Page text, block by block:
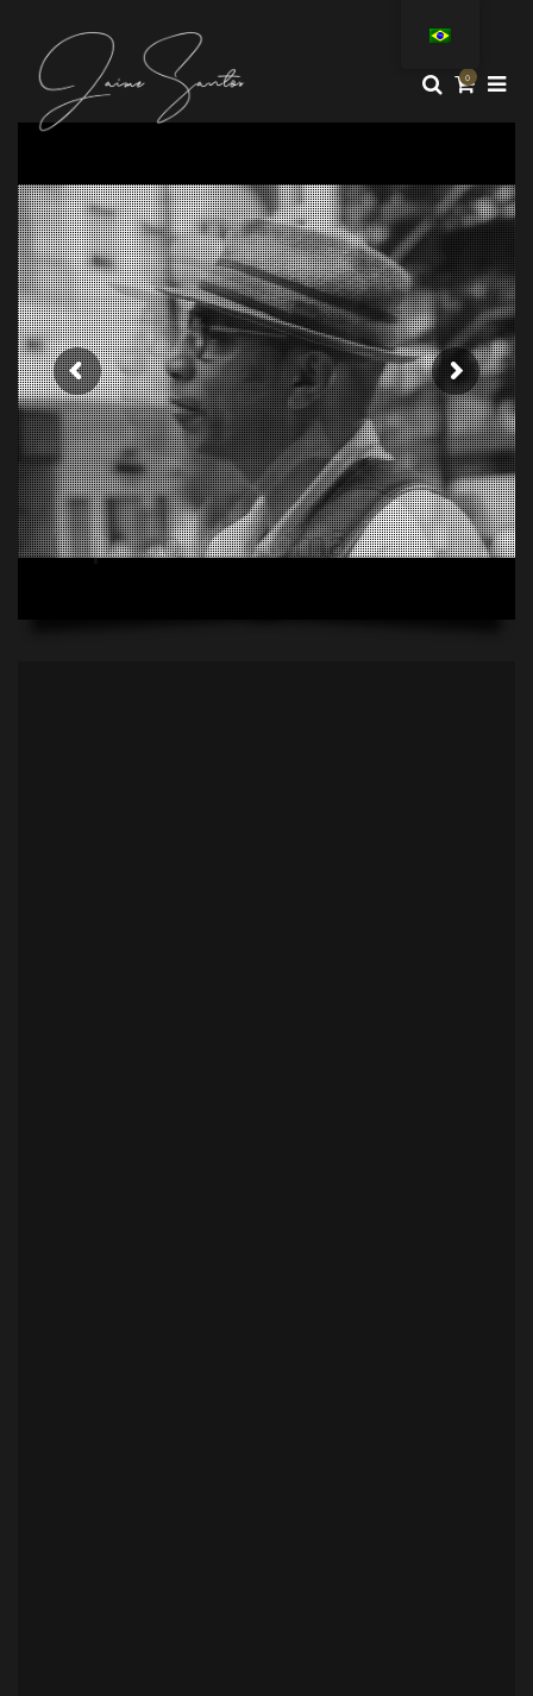
0
Clipe doCD Romã
GUINGA
FALASOBREO
CDROMÃ